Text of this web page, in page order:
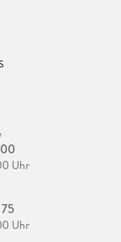
Uhr
Uhr